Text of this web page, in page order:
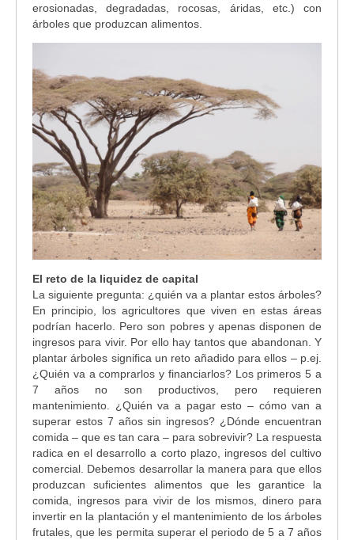
erosionadas, degradadas, rocosas, áridas, etc.) con
árboles que produzcan alimentos.
El reto de la liquidez de capital
La siguiente pregunta: ¿quién va a plantar estos árboles?
En principio, los agricultores que viven en estas áreas
podrían hacerlo. Pero son pobres y apenas disponen de
ingresos para vivir. Por ello hay tantos que abandonan. Y
plantar árboles significa un reto añadido para ellos – p.ej.
¿Quién va a comprarlos y financiarlos? Los primeros 5 a
7 años no son productivos, pero requieren
mantenimiento. ¿Quién va a pagar esto – cómo van a
superar estos 7 años sin ingresos? ¿Dónde encuentran
comida – que es tan cara – para sobrevivir? La respuesta
radica en el desarrollo a corto plazo, ingresos del cultivo
comercial. Debemos desarrollar la manera para que ellos
produzcan suficientes alimentos que les garantice la
comida, ingresos para vivir de los mismos, dinero para
invertir en la plantación y el mantenimiento de los árboles
frutales, que les permita superar el periodo de 5 a 7 años